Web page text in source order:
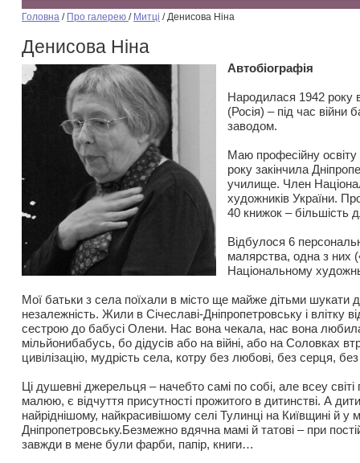
Головна / Про галерею / Митці /Денисова Ніна
Денисова Ніна
Автобіографія
Народилася 1942 року в
(Росія) – під час війни
заводом.
Маю професійну
року закінчила
училище. Член
художників України.
40 книжок – більшість
Відбулося 6
малярства, одна з них
Національному
Мої батьки з села поїхали в місто ще майже дітьми шукати
незалежність. Жили в Січеславі-Дніпропетровську і влітку
сестрою до бабусі Олени. Нас вона чекала, нас вона
мільйонибабусь, бо дідусів або на війні, або на Соловках
цивілізацію, мудрість села, котру без любові, без серця,
Ці душевні джерельця – начебто самі по собі, але всеу світі
малюю, є відчуття присутності прожитого в дитинстві. А
найріднішому, найкрасивішому селі Тулинці на Київщині й у
Дніпропетровську.Безмежно вдячна мамі й татові – при
завжди в мене були фарби, папір, книги…